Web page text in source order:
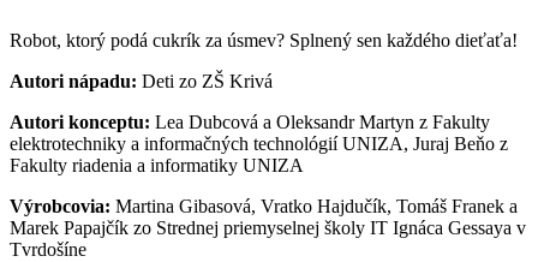
Robot, ktorý podá cukrík za úsmev? Splnený sen každého dieťaťa!
Autori nápadu: Deti zo ZŠ Krivá
Autori konceptu: Lea Dubcová a Oleksandr Martyn z Fakulty
elektrotechniky a informačných technológií UNIZA, Juraj Beňo z
Fakulty riadenia a informatiky UNIZA
Výrobcovia: Martina Gibasová, Vratko Hajdučík, Tomáš Franek a
Marek Papajčík zo Strednej priemyselnej školy IT Ignáca Gessaya v
Tvrdošíne